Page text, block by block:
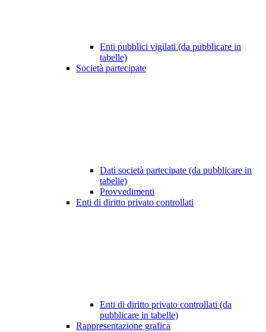
Enti pubblici vigilati (da pubblicare in
tabelle)
Società partecipate
Dati società partecipate (da pubblicare in
tabelle)
Provvedimenti
Enti di diritto privato controllati
Enti di diritto privato controllati (da
pubblicare in tabelle)
Rappresentazione grafica